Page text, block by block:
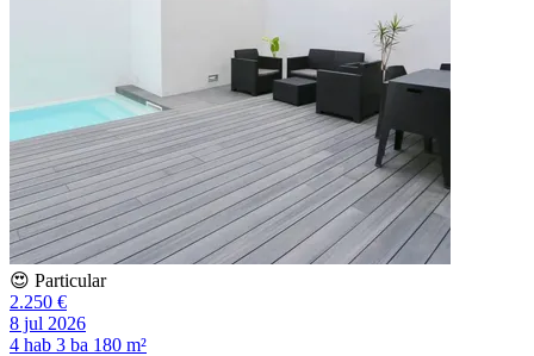
😍 Particular
2.250 €
8 jul 2026
4 hab 3 ba 180 m²